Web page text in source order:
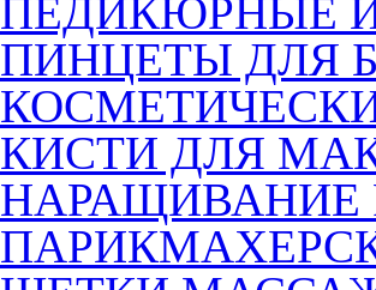
ПЕДИКЮРНЫЕ
ПИНЦЕТЫ ДЛЯ
КИСТИ ДЛЯ
НАРАЩИВАНИЕ